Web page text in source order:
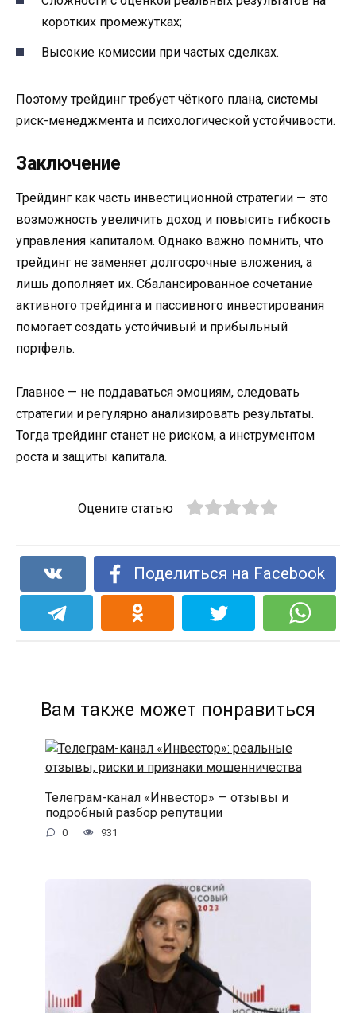
коротких промежутках;
Высокие комиссии при частых сделках.
Поэтому трейдинг требует чёткого плана, системы
риск-менеджмента и психологической устойчивости.
Заключение
Трейдинг как часть инвестиционной стратегии — это
возможность увеличить доход и повысить гибкость
управления капиталом. Однако важно помнить, что
трейдинг не заменяет долгосрочные вложения, а
лишь дополняет их. Сбалансированное сочетание
активного трейдинга и пассивного инвестирования
помогает создать устойчивый и прибыльный
портфель.
Главное — не поддаваться эмоциям, следовать
стратегии и регулярно анализировать результаты.
Тогда трейдинг станет не риском, а инструментом
роста и защиты капитала.
Оцените статью
Поделиться на Facebook
Вам также может понравиться
Телеграм-канал «Инвестор» — отзывы и
подробный разбор репутации
0 931